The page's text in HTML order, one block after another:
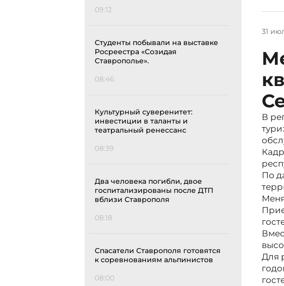
09:12
Студенты побывали на выставке
Росреестра «Созидая
Ставрополье».
08:46
Культурный суверенитет:
инвестиции в таланты и
театральный ренессанс
08:39
Два человека погибли, двое
госпитализированы после ДТП
вблизи Ставрополя
08:18
Спасатели Ставрополя готовятся
к соревнованиям альпинистов
08:00
31
В
По
Для